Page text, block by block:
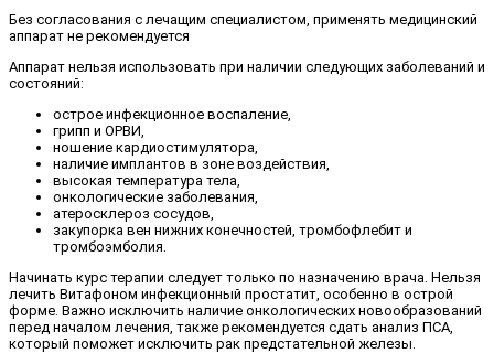
Без согласования с лечащим специалистом, применять медицинский
аппарат не рекомендуется
Аппарат нельзя использовать при наличии следующих заболеваний и
состояний:
острое инфекционное воспаление,
грипп и ОРВИ,
ношение кардиостимулятора,
наличие имплантов в зоне воздействия,
высокая температура тела,
онкологические заболевания,
атеросклероз сосудов,
закупорка вен нижних конечностей, тромбофлебит и
тромбоэмболия.
Начинать курс терапии следует только по назначению врача. Нельзя
лечить Витафоном инфекционный простатит, особенно в острой
форме. Важно исключить наличие онкологических новообразований
перед началом лечения, также рекомендуется сдать анализ ПСА,
который поможет исключить рак предстательной железы.